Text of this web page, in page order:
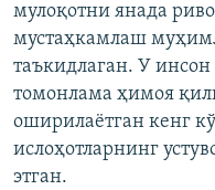
мулоқотни янада
мустаҳкамлаш
таъкидлаган. У
томонлама ҳимоя
оширилаётган кенг
ислоҳотларнинг
этган.